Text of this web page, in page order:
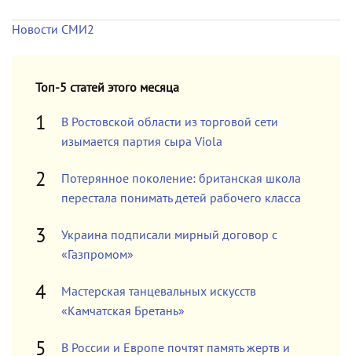
Новости СМИ2
Топ-5 статей этого месяца
В Ростовской области из торговой сети
изымается партия сыра Viola
Потерянное поколение: британская школа
перестала понимать детей рабочего класса
Украина подписали мирный договор с
«Газпромом»
Мастерская танцевальных искусств
«Камчатская Бретань»
В России и Европе почтят память жертв и